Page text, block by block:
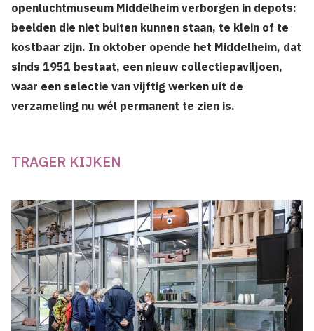
openluchtmuseum Middelheim verborgen in depots:
beelden die niet buiten kunnen staan, te klein of te
kostbaar zijn. In oktober opende het Middelheim, dat
sinds 1951 bestaat, een nieuw collectiepaviljoen,
waar een selectie van vijftig werken uit de
verzameling nu wél permanent te zien is.
TRAGER KIJKEN